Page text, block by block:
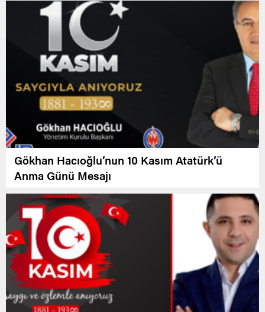
Gökhan Hacıoğlu’nun 10 Kasım Atatürk’ü
Anma Günü Mesajı